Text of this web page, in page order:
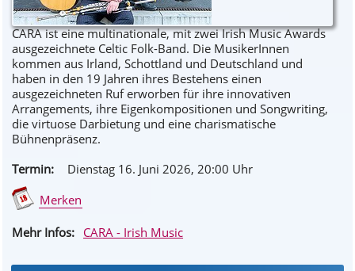
CARA ist eine multinationale, mit zwei Irish Music Awards
ausgezeichnete Celtic Folk-Band. Die MusikerInnen
kommen aus Irland, Schottland und Deutschland und
haben in den 19 Jahren ihres Bestehens einen
ausgezeichneten Ruf erworben für ihre innovativen
Arrangements, ihre Eigenkompositionen und Songwriting,
die virtuose Darbietung und eine charismatische
Bühnenpräsenz.
Termin:
Dienstag 16. Juni 2026, 20:00 Uhr
Merken
Mehr Infos: CARA - Irish Music